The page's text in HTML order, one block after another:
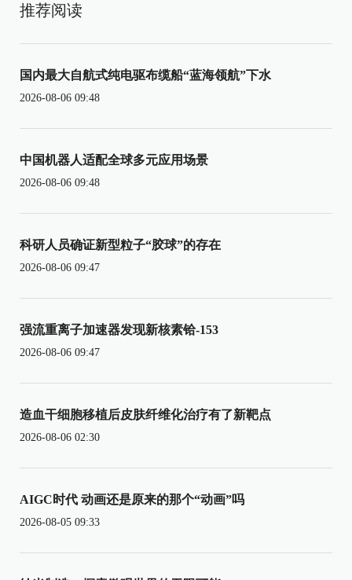
推荐阅读
国内最大自航式纯电驱布缆船“蓝海领航”下水
2026-08-06 09:48
中国机器人适配全球多元应用场景
2026-08-06 09:48
科研人员确证新型粒子“胶球”的存在
2026-08-06 09:47
强流重离子加速器发现新核素铪-153
2026-08-06 09:47
造血干细胞移植后皮肤纤维化治疗有了新靶点
2026-08-06 02:30
AIGC时代 动画还是原来的那个“动画”吗
2026-08-05 09:33